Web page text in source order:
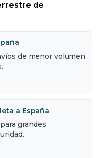
de
de menor volumen
a España
grandes